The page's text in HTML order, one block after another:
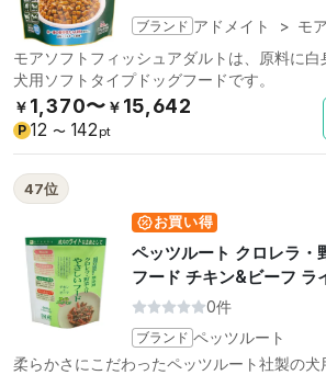
ブランド アドメイト > モ
モアソフトフィッシュアダルトは、原料に
犬用ソフトタイプドッグフードです。
￥ 1,370〜 ￥ 15,642
P 12 〜 142 pt
47位
お買い得
ペッツルート クロレラ・
フード チキン&ビーフ ラ
0件
ブランド ペッツルート
柔らかさにこだわったペッツルート社製の犬